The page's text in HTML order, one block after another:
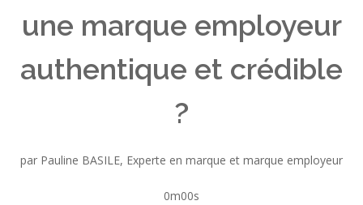
une marque employeur
authentique et crédible
?
par Pauline BASILE, Experte en marque et marque employeur
0m00s